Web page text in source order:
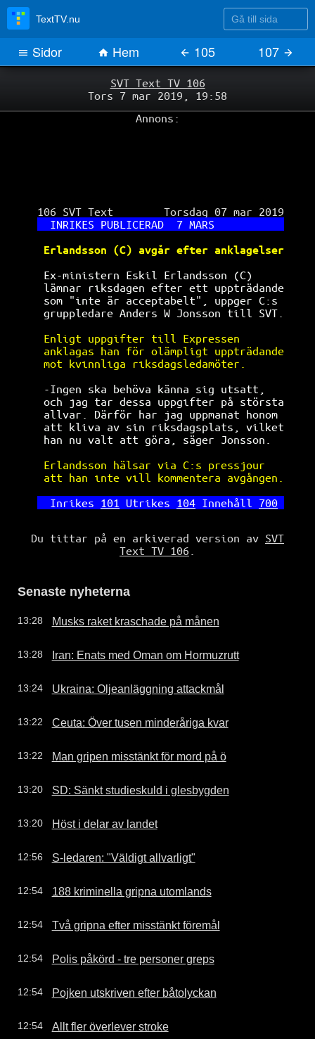
SVT Text TV 106
Tors 7 mar 2019, 19:58
Annons:
106 SVT Text        Torsdag 07 mar 2019
INRIKES PUBLICERAD  7 MARS
Erlandsson (C) avgår efter anklagelser
Ex-ministern Eskil Erlandsson (C)
lämnar riksdagen efter ett uppträdande
som "inte är acceptabelt", uppger C:s
gruppledare Anders W Jonsson till SVT.
Enligt uppgifter till Expressen
anklagas han för olämpligt uppträdande
mot kvinnliga riksdagsledamöter.
-Ingen ska behöva känna sig utsatt,
och jag tar dessa uppgifter på största
allvar. Därför har jag uppmanat honom
att kliva av sin riksdagsplats, vilket
han nu valt att göra, säger Jonsson.
Erlandsson hälsar via C:s pressjour
att han inte vill kommentera avgången.
Inrikes 101 Utrikes 104 Innehåll 700
Du tittar på en arkiverad version av SVT
Text TV 106
Senaste nyheterna
13:28 Musks raket kraschade på månen
13:28 Iran: Enats med Oman om Hormuzrutt
13:24 Ukraina: Oljeanläggning attackmål
13:22 Ceuta: Över tusen minderåriga kvar
13:22 Man gripen misstänkt för mord på ö
13:20 SD: Sänkt studieskuld i glesbygden
13:20 Höst i delar av landet
12:56 S-ledaren: "Väldigt allvarligt"
12:54 188 kriminella gripna utomlands
12:54 Två gripna efter misstänkt föremål
12:54 Polis påkörd - tre personer greps
12:54 Pojken utskriven efter båtolyckan
12:54 Allt fler överlever stroke
TextTV.nu Gå till sida
Sidor Hem 105 107